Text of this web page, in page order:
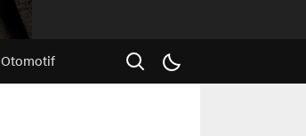
Otomotif